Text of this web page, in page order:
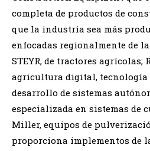
completa de productos de
que la industria sea más
enfocadas regionalmente de
STEYR, de tractores agrícolas;
agricultura digital, tecnología
desarrollo de sistemas
especializada en sistemas de
Miller, equipos de
proporciona implementos de